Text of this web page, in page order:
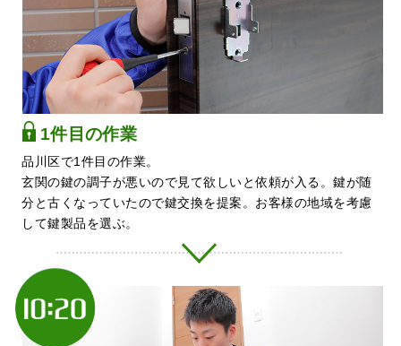
1件目の作業
品川区で1件目の作業。
玄関の鍵の調子が悪いので見て欲しいと依頼が入る。鍵が随
分と古くなっていたので鍵交換を提案。お客様の地域を考慮
して鍵製品を選ぶ。